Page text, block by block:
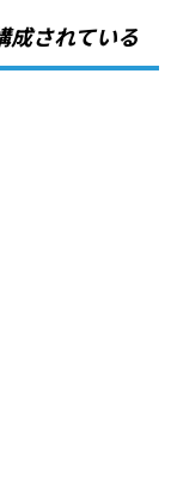
成されている